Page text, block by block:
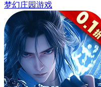
梦幻庄园游戏